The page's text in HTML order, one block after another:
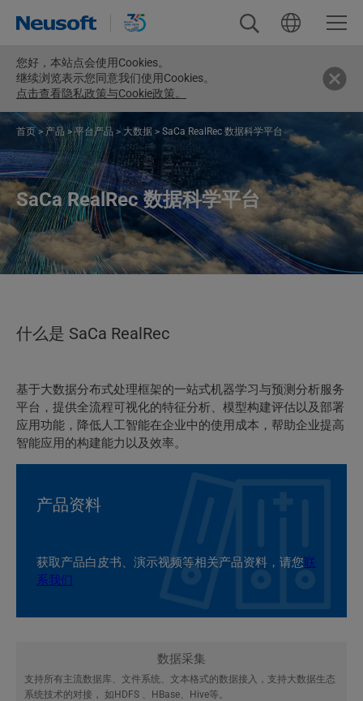
您好， 本站点会使用Cookies。
继续浏览表示您同意我们使用Cookies。
点击查看隐私政策与Cookie政策。
首页>产品 >平台产品 > 大数据 > SaCa RealRec 数据科学平台
SaCa RealRec 数据科学平台
什么是 SaCa RealRec
基于大数据分布式处理框架的一站式机器学习与预测分析服务
平台，提供全流程可视化的特征分析、模型构建评估以及部署
应用功能，降低人工智能在企业中的使用成本，帮助企业提高
智能应用的构建能力以及效率。
产品资料
获取产品白皮书、演示视频等相关产品资料，请您联
系我们
数据采集
支持所有主流数据库、文件系统、文本格式的数据接入，支持大数据生态
系统技术的对接， 如HDFS 、HBase、Hive等。